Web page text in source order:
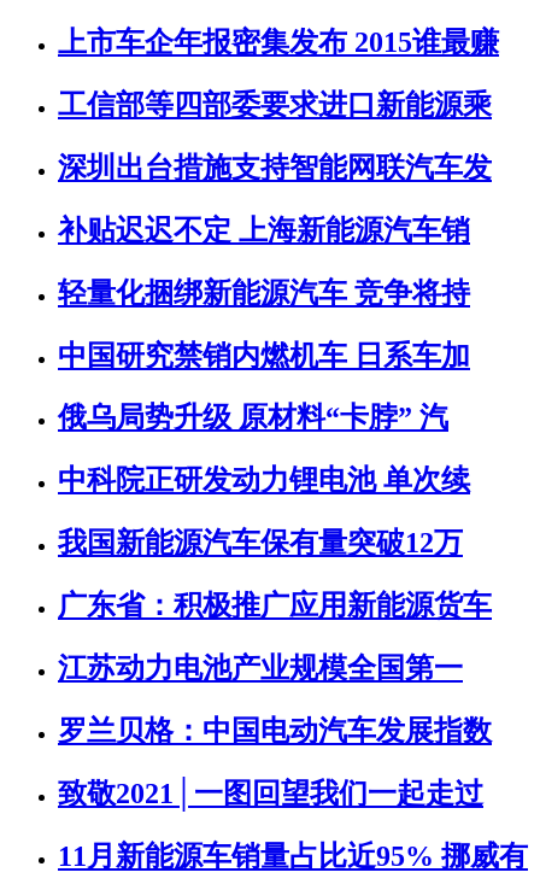
上市车企年报密集发布 2015谁最赚
工信部等四部委要求进口新能源乘
深圳出台措施支持智能网联汽车发
补贴迟迟不定 上海新能源汽车销
轻量化捆绑新能源汽车 竞争将持
中国研究禁销内燃机车 日系车加
俄乌局势升级 原材料“卡脖” 汽
中科院正研发动力锂电池 单次续
我国新能源汽车保有量突破12万
广东省：积极推广应用新能源货车
江苏动力电池产业规模全国第一
罗兰贝格：中国电动汽车发展指数
致敬2021│一图回望我们一起走过
11月新能源车销量占比近95% 挪威有